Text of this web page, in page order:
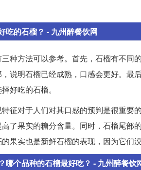
吃的石榴？ - 九州醉餐饮网
种方法可以参考。首先，石榴有不
说明石榴已经成熟，口感会更好。
好吃的石榴。
征对于人们对其口感的预判是很重
了果实的糖分含量。同时，石榴尾
果实也是新鲜石榴的表现，因为它们
哪个品种的石榴最好吃？ - 九州醉餐饮